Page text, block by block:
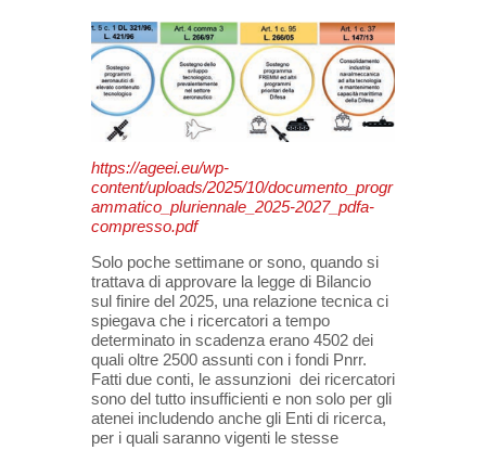
https://ageei.eu/wp-
content/uploads/2025/10/documento_progr
ammatico_pluriennale_2025-2027_pdfa-
compresso.pdf
Solo poche settimane or sono, quando si
trattava di approvare la legge di Bilancio
sul finire del 2025, una relazione tecnica ci
spiegava che i ricercatori a tempo
determinato in scadenza erano 4502 dei
quali oltre 2500 assunti con i fondi Pnrr.
Fatti due conti, le assunzioni dei ricercatori
sono del tutto insufficienti e non solo per gli
atenei includendo anche gli Enti di ricerca,
per i quali saranno vigenti le stesse